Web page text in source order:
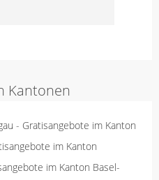
Kantonen
- Gratisangebote im Kanton
im Kanton
im Kanton Basel-